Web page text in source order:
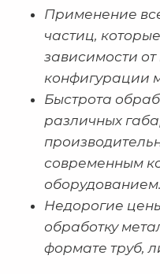
Применение
частиц,
зависимости
конфигурации
Быстрота
различных
современным
оборудованием.
Недорогие
обработку
формате труб,